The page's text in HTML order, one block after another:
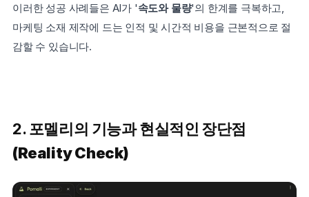
이러한 성공 사례들은 AI가 '속도와 물량'의 한계를 극복하고,
마케팅 소재 제작에 드는 인적 및 시간적 비용을 근본적으로 절
감할 수 있습니다.
2. 포멜리의 기능과 현실적인 장단점
(Reality Check)